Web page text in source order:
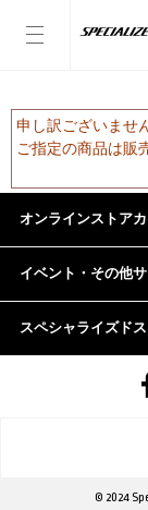
申し訳ございませ
ご指定の商品は販
オンラインストア
イベント・その他
スペシャライズド
© 2024